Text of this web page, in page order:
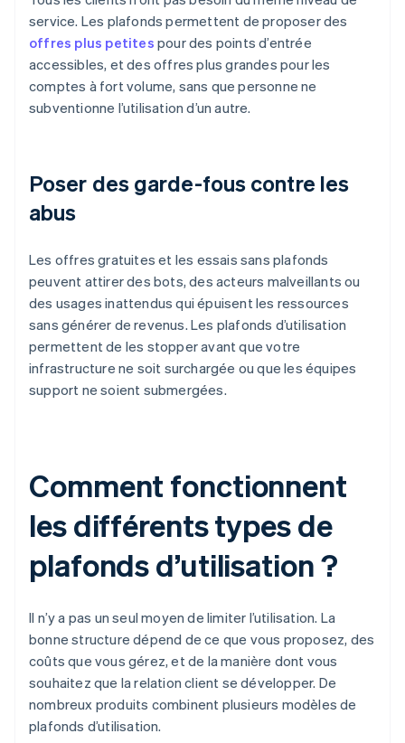
service. Les plafonds permettent de proposer des
offres plus petites pour des points d’entrée
accessibles, et des offres plus grandes pour les
comptes à fort volume, sans que personne ne
subventionne l’utilisation d’un autre.
Poser des garde-fous contre les
abus
Les offres gratuites et les essais sans plafonds
peuvent attirer des bots, des acteurs malveillants ou
des usages inattendus qui épuisent les ressources
sans générer de revenus. Les plafonds d’utilisation
permettent de les stopper avant que votre
infrastructure ne soit surchargée ou que les équipes
support ne soient submergées.
Comment fonctionnent
les différents types de
plafonds d’utilisation ?
Il n’y a pas un seul moyen de limiter l’utilisation. La
bonne structure dépend de ce que vous proposez, des
coûts que vous gérez, et de la manière dont vous
souhaitez que la relation client se développer. De
nombreux produits combinent plusieurs modèles de
plafonds d’utilisation.